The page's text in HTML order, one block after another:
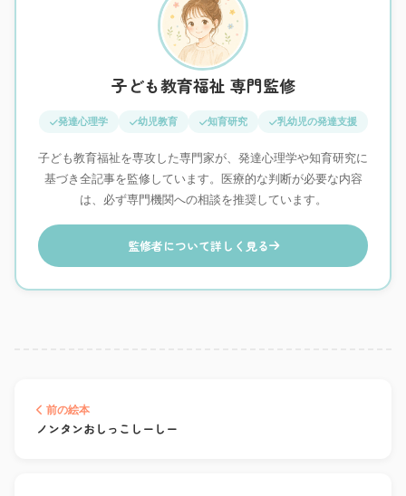
子ども教育福祉 専門監修
発達心理学 幼児教育 知育研究 乳幼児の発達支援
子ども教育福祉を専攻した専門家が、発達心理学や知育研究に
基づき全記事を監修しています。医療的な判断が必要な内容
は、必ず専門機関への相談を推奨しています。
監修者について詳しく見る
前の絵本
ノンタンおしっこしーしー